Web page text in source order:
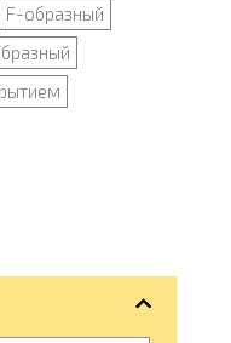
F-образный